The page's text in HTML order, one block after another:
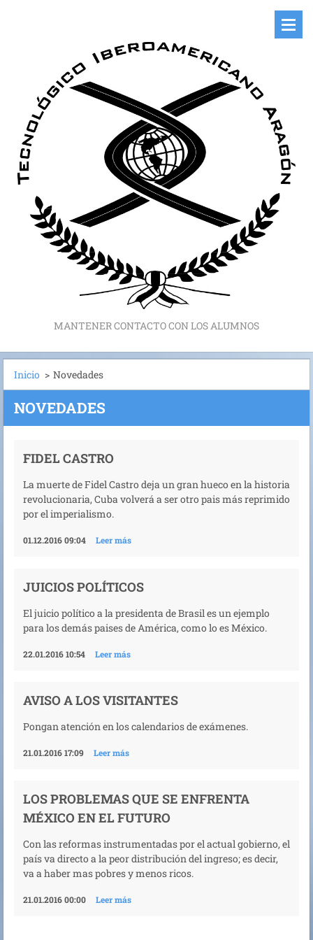
MANTENER CONTACTO CON LOS ALUMNOS
Inicio > Novedades
NOVEDADES
FIDEL CASTRO
La muerte de Fidel Castro deja un gran hueco en la historia
revolucionaria, Cuba volverá a ser otro pais más reprimido
por el imperialismo.
01.12.2016 09:04 Leer más
JUICIOS POLÍTICOS
El juicio político a la presidenta de Brasil es un ejemplo
para los demás paises de América, como lo es México.
22.01.2016 10:54 Leer más
AVISO A LOS VISITANTES
Pongan atención en los calendarios de exámenes.
21.01.2016 17:09 Leer más
LOS PROBLEMAS QUE SE ENFRENTA
MÉXICO EN EL FUTURO
Con las reformas instrumentadas por el actual gobierno, el
país va directo a la peor distribución del ingreso; es decir,
va a haber mas pobres y menos ricos.
21.01.2016 00:00 Leer más